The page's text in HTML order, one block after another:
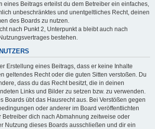
eines Beitrags erteilst du dem Betreiber ein einfaches,
unbeschränktes und unentgeltliches Recht, deinen
des Boards zu nutzen.
nach Punkt 2, Unterpunkt a bleibt auch nach
bestehen.
Erstellung eines Beitrags, dass er keine Inhalte
geltendes Recht oder die guten Sitten verstoßen. Du
dass du das Recht besitzt, die in deinen
Links und Bilder zu setzen bzw. zu verwenden.
Boards übt das Hausrecht aus. Bei Verstößen gegen
oder anderer im Board veröffentlichten
Betreiber dich nach Abmahnung zeitweise oder
Nutzung dieses Boards ausschließen und dir ein